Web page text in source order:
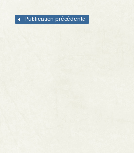
Navigation des articles
Publication précédente